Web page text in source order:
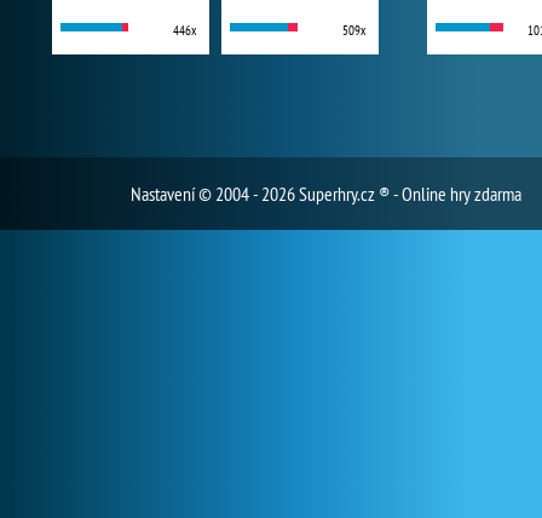
446x 509x
Nastavení© 2004 - 2026 Superhry.cz ® - Online hry zdarma